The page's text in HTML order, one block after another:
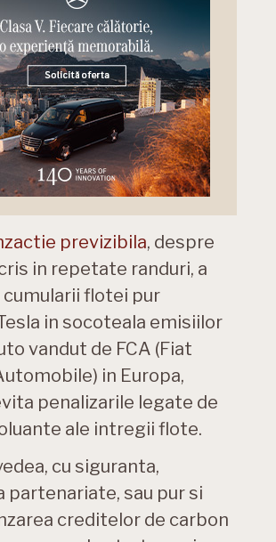
previzibila, despre
in repetate randuri, a
flotei pur
in socoteala emisiilor
vandut de FCA (Fiat
in Europa,
penalizarile legate de
ale intregii flote.
cu siguranta,
partenariate, sau pur si
creditelor de carbon